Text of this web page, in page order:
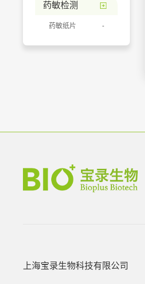
药敏检测
药敏纸片
上海宝录生物科技有限公司